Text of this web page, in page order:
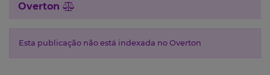
Overton
Esta publicação não está indexada no Overton